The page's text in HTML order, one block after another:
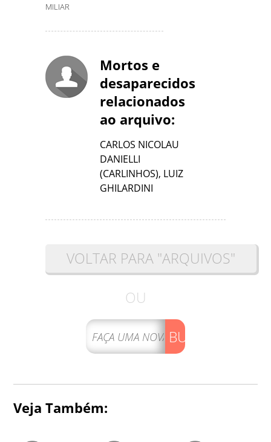
MILIAR
Mortos e
desaparecidos
relacionados
ao arquivo:
CARLOS NICOLAU
DANIELLI
(CARLINHOS), LUIZ
GHILARDINI
VOLTAR PARA "ARQUIVOS"
OU
BUSCAR
Veja Também: